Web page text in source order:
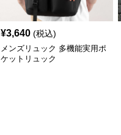
¥3,640 (税込)
メンズリュック 多機能実用ポ
ケットリュック